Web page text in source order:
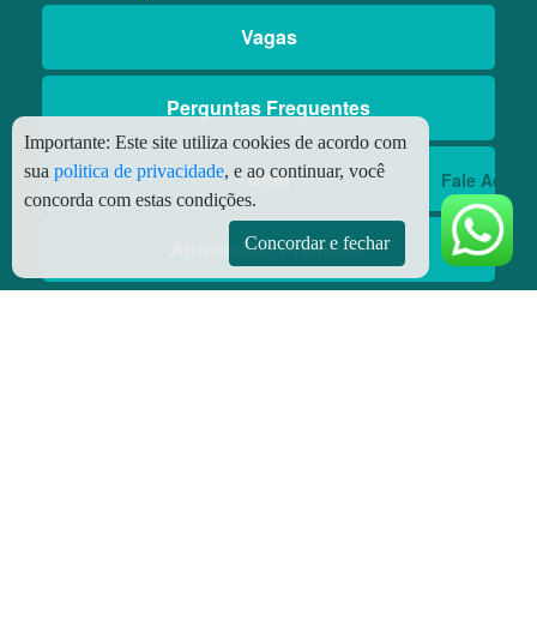
Fale Aqui
Vagas
Perguntas Frequentes
Blog
Aniversário Premiado
Importante: Este site utiliza cookies de acordo com
sua politica de privacidade, e ao continuar, você
concorda com estas condições.
Concordar e fechar